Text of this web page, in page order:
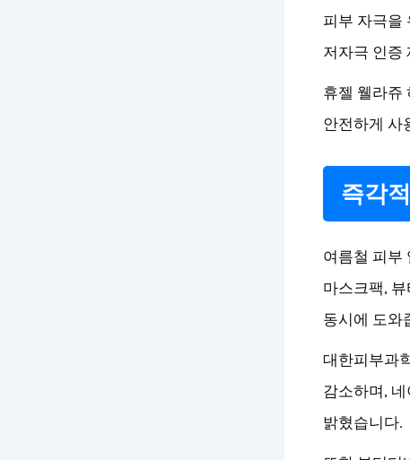
피부 자극을
저자극 인증
휴젤 웰라쥬
안전하게 사
즉각
여름철 피부
마스크팩,
동시에 도와
대한피부과
감소하며,
밝혔습니다.